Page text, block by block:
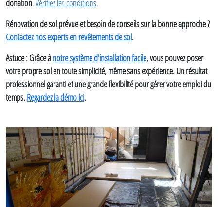
donation.Vérifiez les conditions.
Rénovation de sol prévue et besoin de conseils sur la bonne approche ?
Contactez nos experts en revêtements de sol.
Astuce : Grâce ànotre système d'installation facile, vous pouvez poser
votre propre sol en toute simplicité, même sans expérience. Un résultat
professionnel garanti et une grande flexibilité pour gérer votre emploi du
temps.Regardez la démo ici.